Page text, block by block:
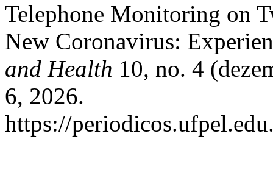
Telephone Monitoring on
New Coronavirus:
and Health 10, no. 4
6, 2026.
https://